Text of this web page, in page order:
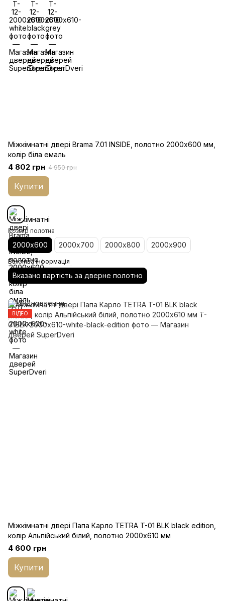
Міжкімнатні двері Brama 7.01 INSIDE, полотно 2000х600 мм,
колір біла емаль
4 802 грн 4 950 грн
Купити
Розмір полотна
2000х600 2000х700 2000х800 2000х900
Важлива інформація
Вказано вартість за дверне полотно
ВІДЕО
Міжкімнатні двері Папа Карло TETRA T-01 BLK black edition,
колір Альпійський білий, полотно 2000х610 мм
4 600 грн
Купити